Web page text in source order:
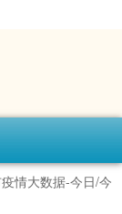
情大数据-今日/今